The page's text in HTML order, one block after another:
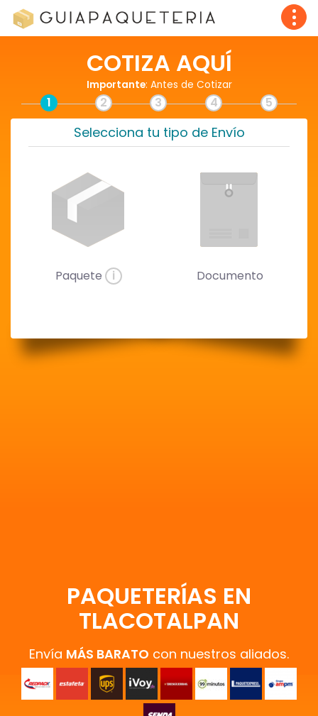
COTIZA AQUÍ
Importante: Antes de Cotizar
1 2 3 4 5
Selecciona tu tipo de Envío
Paquete i Documento
PAQUETERÍAS EN
TLACOTALPAN
Envía MÁS BARATO con nuestros aliados.